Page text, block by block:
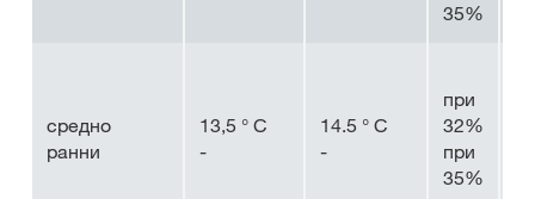
35%
средно
ранни
13,5 ° С
-
14.5 ° С
-
при
32%
при
35%